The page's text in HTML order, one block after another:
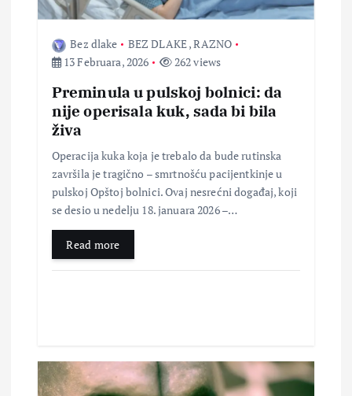
Bez dlake BEZ DLAKE,RAZNO
13 Februara, 2026
262 views
Preminula u pulskoj bolnici: da
nije operisala kuk, sada bi bila
živa
Operacija kuka koja je trebalo da bude rutinska
završila je tragično – smrtnošću pacijentkinje u
pulskoj Opštoj bolnici. Ovaj nesrećni događaj, koji
se desio u nedelju 18. januara 2026 –…
Read more